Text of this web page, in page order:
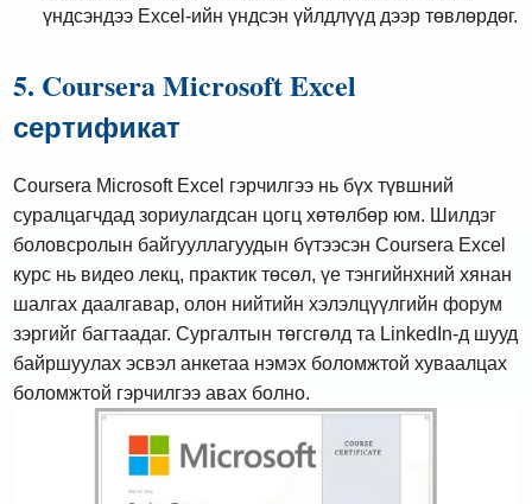
үндсэндээ Excel-ийн үндсэн үйлдлүүд дээр төвлөрдөг.
5. Coursera Microsoft Excel
сертификат
Coursera Microsoft Excel гэрчилгээ нь бүх түвшний
суралцагчдад зориулагдсан цогц хөтөлбөр юм. Шилдэг
боловсролын байгууллагуудын бүтээсэн Coursera Excel
курс нь видео лекц, практик төсөл, үе тэнгийнхний хянан
шалгах даалгавар, олон нийтийн хэлэлцүүлгийн форум
зэргийг багтаадаг. Сургалтын төгсгөлд та LinkedIn-д шууд
байршуулах эсвэл анкетаа нэмэх боломжтой хуваалцах
боломжтой гэрчилгээ авах болно.